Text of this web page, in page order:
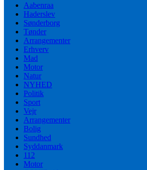
Aabenraa
Haderslev
Sønderborg
Tønder
Arrangementer
Erhverv
Mad
Motor
Natur
NYHED
Politik
Sport
Vejr
Arrangementer
Bolig
Sundhed
Syddanmark
112
Motor